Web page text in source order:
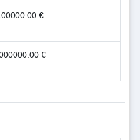
€
€